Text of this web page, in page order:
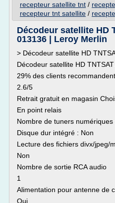
recepteur satellite tnt /
recepteur tnt satellite /
Décodeur satellite HD
013136 | Leroy Merlin
> Décodeur satellite HD
Décodeur satellite HD
29% des clients
2.6/5
Retrait gratuit en magasin
En point relais
Nombre de tuners numériques
Disque dur intégré : Non
Lecture des fichiers divx/jpeg/
Non
Nombre de sortie RCA audio
1
Alimentation pour antenne de
Oui